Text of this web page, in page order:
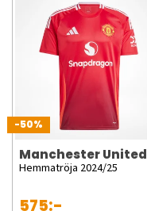
-50%
Manchester United
Hemmatröja 2024/25
575:-